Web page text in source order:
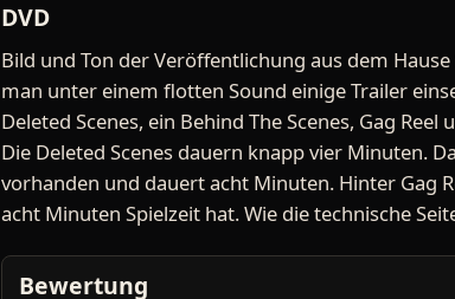
DVD
Bild und Ton der Veröffentlichung aus dem
man unter einem flotten Sound einige Trailer
Deleted Scenes, ein Behind The Scenes, Gag
Die Deleted Scenes dauern knapp vier Minuten.
vorhanden und dauert acht Minuten. Hinter Gag
acht Minuten Spielzeit hat. Wie die technische
Bewertung